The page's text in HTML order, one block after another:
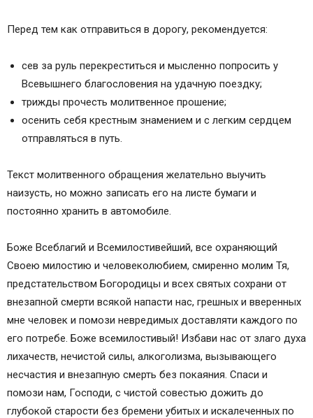
в пути по суше и по морю
водам Варлааму Керетскому
Молитва перед отправлением в воздушное
путешествие на самолете
Молитва, оберегающая в дороге родных
Молитва матери о детях (о сыне, о дочери)
Молитвы о тех кто в пути
Молитва святому Николаю Угоднику в дорогу
Молитвы Николаю Чудотворцу
Молитва в дорогу
Что собой представляет понятие молитва
Молитва для поездки на автомобиле
Молитва для полета на самолете
Молитва для мужа
Молитва в дорогу детям
Молитва Николаю Чудотворцу на хорошую
Перед тем как отправиться в дорогу, рекомендуется:
сев за руль перекреститься и мысленно попросить у
Всевышнего благословения на удачную поездку;
трижды прочесть молитвенное прошение;
осенить себя крестным знамением и с легким сердцем
отправляться в путь.
Текст молитвенного обращения желательно выучить
наизусть, но можно записать его на листе бумаги и
постоянно хранить в автомобиле.
Боже Всеблагий и Всемилостивейший, все охраняющий
Своею милостию и человеколюбием, смиренно молим Тя,
предстательством Богородицы и всех святых сохрани от
внезапной смерти всякой напасти нас, грешных и вверенных
мне человек и помози невредимых доставляти каждого по
его потребе. Боже всемилостивый! Избави нас от злаго духа
лихачеств, нечистой силы, алкоголизма, вызывающего
несчастия и внезапную смерть без покаяния. Спаси и
помози нам, Господи, с чистой совестью дожить до
глубокой старости без бремени убитых и искалеченных по